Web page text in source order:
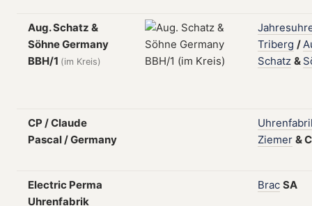
Aug. Schatz &
Söhne Germany
BBH/1 (im Kreis)
Triberg /
Schatz &
CP / Claude
Pascal / Germany
Ziemer &
Electric Perma
Uhrenfabrik
Brac SA